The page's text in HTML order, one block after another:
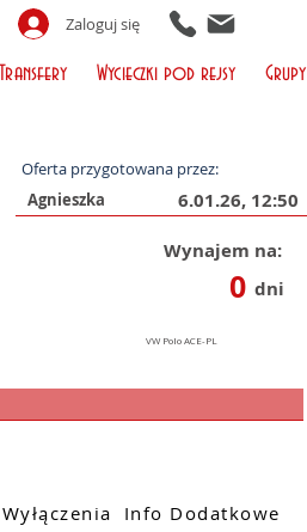
Zaloguj się
Transfery Wycieczki pod rejsy Grupy
Oferta przygotowana przez:
6.01.26, 12:50
Wynajem na:
0 dni
Wyłączenia Info Dodatkowe